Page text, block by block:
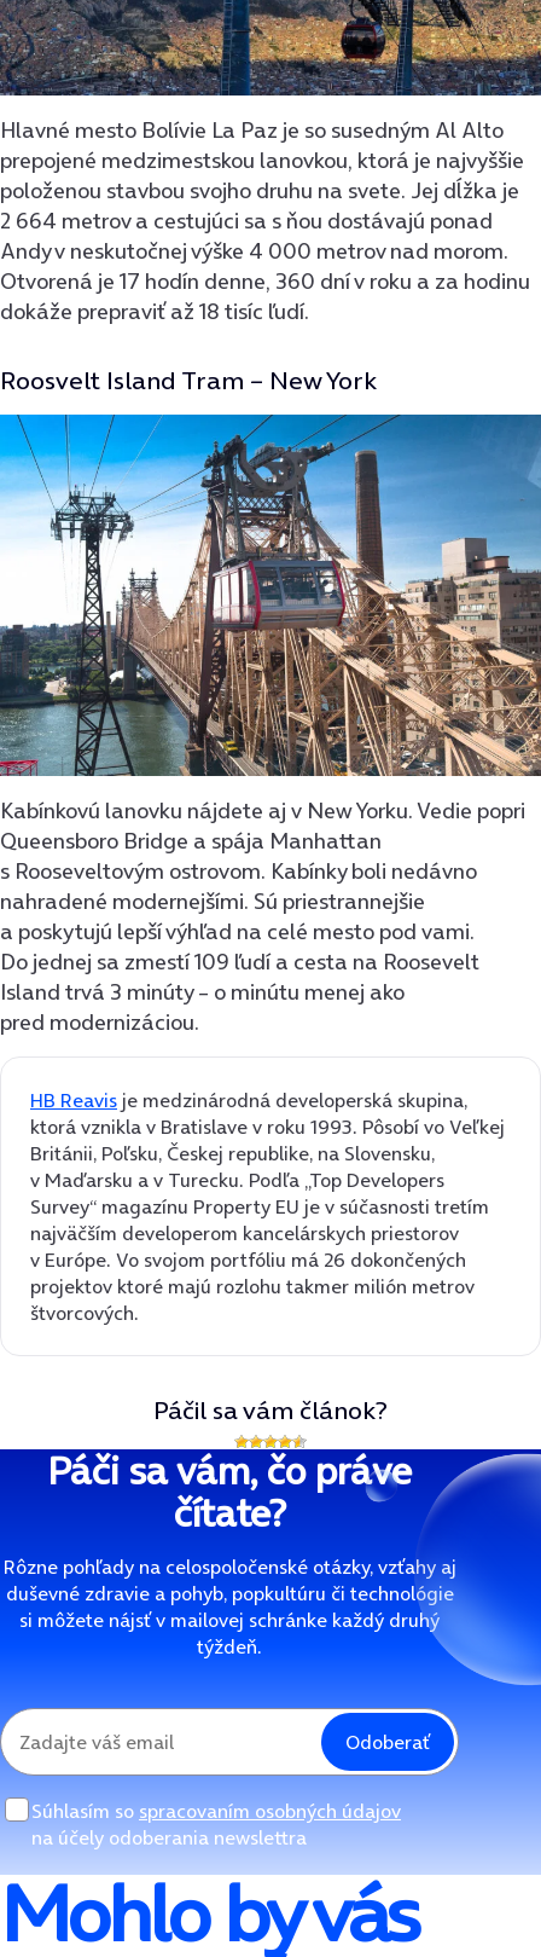
Hlavné mesto Bolívie La Paz je so susedným Al Alto
prepojené medzimestskou lanovkou, ktorá je najvyššie
položenou stavbou svojho druhu na svete. Jej dĺžka je
2 664 metrov a cestujúci sa s ňou dostávajú ponad
Andy v neskutočnej výške 4 000 metrov nad morom.
Otvorená je 17 hodín denne, 360 dní v roku a za hodinu
dokáže prepraviť až 18 tisíc ľudí.
Roosvelt Island Tram – New York
Kabínkovú lanovku nájdete aj v New Yorku. Vedie popri
Queensboro Bridge a spája Manhattan
s Rooseveltovým ostrovom. Kabínky boli nedávno
nahradené modernejšími. Sú priestrannejšie
a poskytujú lepší výhľad na celé mesto pod vami.
Do jednej sa zmestí 109 ľudí a cesta na Roosevelt
Island trvá 3 minúty – o minútu menej ako
pred modernizáciou.
HB Reavis je medzinárodná developerská skupina,
ktorá vznikla v Bratislave v roku 1993. Pôsobí vo Veľkej
Británii, Poľsku, Českej republike, na Slovensku,
v Maďarsku a v Turecku. Podľa „Top Developers
Survey“ magazínu Property EU je v súčasnosti tretím
najväčším developerom kancelárskych priestorov
v Európe. Vo svojom portfóliu má 26 dokončených
projektov ktoré majú rozlohu takmer milión metrov
štvorcových.
Páčil sa vám článok?
Páči sa vám, čo práve
čítate?
Rôzne pohľady na celospoločenské otázky, vzťahy aj
duševné zdravie a pohyb, popkultúru či technológie
si môžete nájsť v mailovej schránke každý druhý
týždeň.
Odoberať
Súhlasím so spracovaním osobných údajov
na účely odoberania newslettra
Mohlo by vás